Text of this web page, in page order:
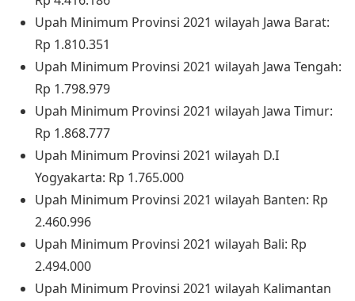
Upah Minimum Provinsi 2021 wilayah Jawa Barat:
Rp 1.810.351
Upah Minimum Provinsi 2021 wilayah Jawa Tengah:
Rp 1.798.979
Upah Minimum Provinsi 2021 wilayah Jawa Timur:
Rp 1.868.777
Upah Minimum Provinsi 2021 wilayah D.I
Yogyakarta: Rp 1.765.000
Upah Minimum Provinsi 2021 wilayah Banten: Rp
2.460.996
Upah Minimum Provinsi 2021 wilayah Bali: Rp
2.494.000
Upah Minimum Provinsi 2021 wilayah Kalimantan